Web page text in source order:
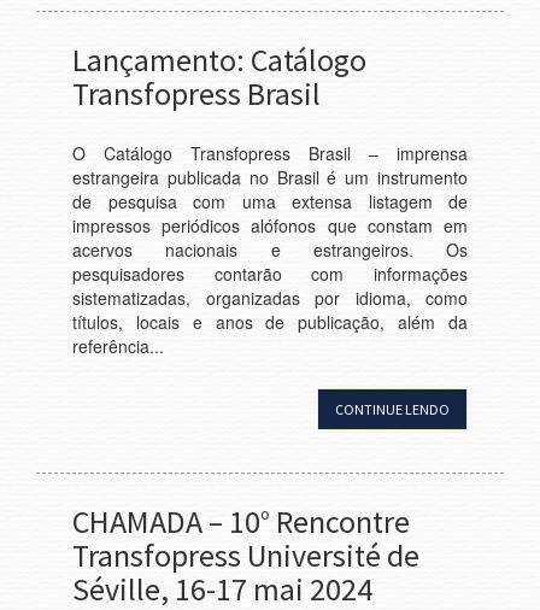
Lançamento: Catálogo
Transfopress Brasil
O Catálogo Transfopress Brasil – imprensa
estrangeira publicada no Brasil é um instrumento
de pesquisa com uma extensa listagem de
impressos periódicos alófonos que constam em
acervos nacionais e estrangeiros. Os
pesquisadores contarão com informações
sistematizadas, organizadas por idioma, como
títulos, locais e anos de publicação, além da
referência...
CONTINUE LENDO
CHAMADA – 10° Rencontre
Transfopress Université de
Séville, 16-17 mai 2024